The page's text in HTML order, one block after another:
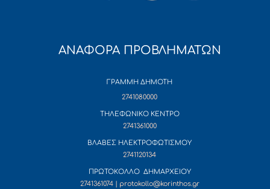
ΑΝΑΦΟΡΑ ΠΡΟΒΛΗΜΑΤΩΝ
ΓΡΑΜΜΗ ΔΗΜΟΤΗ
2741080000
ΤΗΛΕΦΩΝΙΚΟ ΚΕΝΤΡΟ
2741361000
ΒΛΑΒΕΣ ΗΛΕΚΤΡΟΦΩΤΙΣΜΟΥ
2741120134
ΠΡΩΤΟΚΟΛΛΟ ΔΗΜΑΡΧΕΙΟΥ
2741361074 | protokollo@korinthos.gr